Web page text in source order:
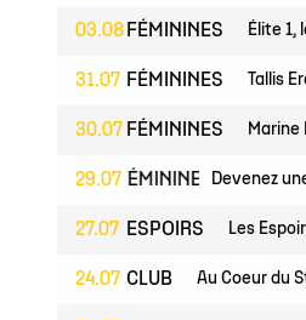
03.08 FÉMININES Élite 1,
31.07 FÉMININES Tallis
30.07 FÉMININES Marine
29.07
FÉMININES CLUBDevenez
27.07 ESPOIRS Les
24.07 CLUB Au Coeur du